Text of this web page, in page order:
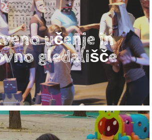
učenje in
gledališče